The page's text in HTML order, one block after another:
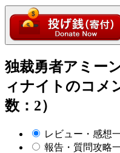
独裁勇者アミー
ィナイトのコメ
数：2）
レビュー・感想
報告・質問攻略